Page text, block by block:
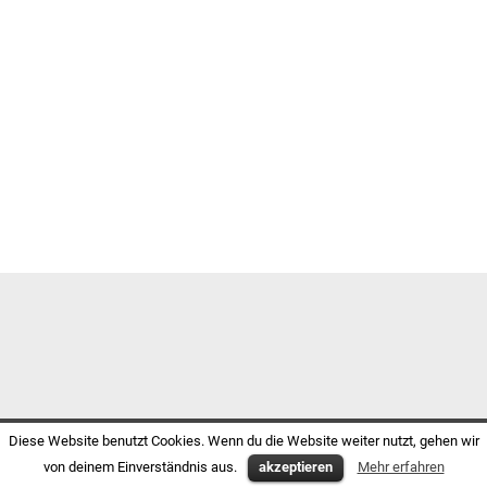
Diese Website benutzt Cookies. Wenn du die Website weiter nutzt, gehen wir
von deinem Einverständnis aus.
akzeptieren Mehr erfahren